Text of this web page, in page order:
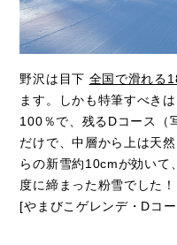
野沢は目下 全国で滑れる
ます。しかも特筆すべき
100％で、残るDコース（
だけで、中層から上は天
らの新雪約10cmが効いて
度に締まった粉雪でした！
[やまびこゲレンデ・Dコ